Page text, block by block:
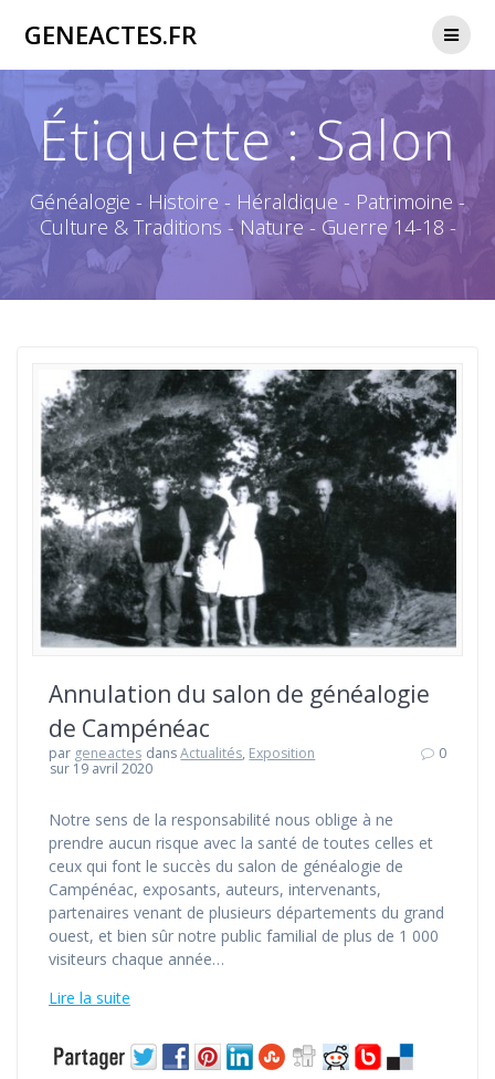
GENEACTES.FR
Étiquette :Salon
Généalogie - Histoire - Héraldique - Patrimoine -
Culture & Traditions - Nature - Guerre 14-18 -
Annulation du salon de généalogie
de Campénéac
par geneactes dansActualités, Exposition
sur 19 avril 2020
0
Notre sens de la responsabilité nous oblige à ne
prendre aucun risque avec la santé de toutes celles et
ceux qui font le succès du salon de généalogie de
Campénéac, exposants, auteurs, intervenants,
partenaires venant de plusieurs départements du grand
ouest, et bien sûr notre public familial de plus de 1 000
visiteurs chaque année…
Lire la suite